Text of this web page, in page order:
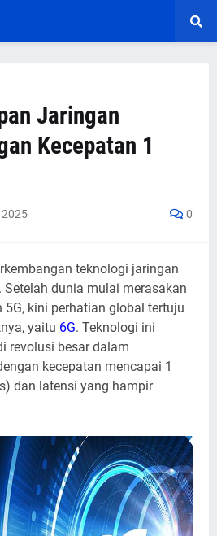
Jaringan
Kecepatan 1
2025 0
teknologi jaringan
Setelah dunia mulai merasakan
kini perhatian global tertuju
yaitu 6G. Teknologi ini
revolusi besar dalam
kecepatan mencapai 1
dan latensi yang hampir